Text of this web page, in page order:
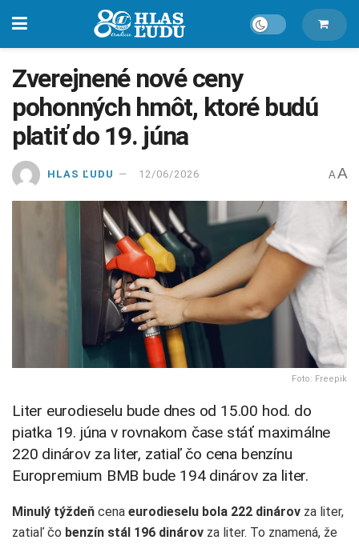
Zverejnené nové ceny
pohonných hmôt, ktoré budú
platiť do 19. júna
HLAS ĽUDU 12/06/2026 A A
Foto: Freepik
Liter eurodieselu bude dnes od 15.00 hod. do
piatka 19. júna v rovnakom čase stáť maximálne
220 dinárov za liter, zatiaľ čo cena benzínu
Europremium BMB bude 194 dinárov za liter.
Minulý týždeň cena eurodieselu bola 222 dinárov za liter,
zatiaľ čo benzín stál 196 dinárov za liter. To znamená, že